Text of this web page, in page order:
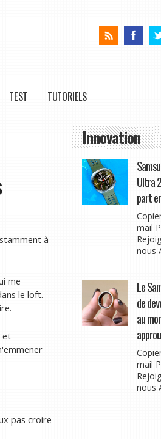
TEST TUTORIELS
à
me
le loft.
et
pas croire
Innovation
Ultra
part
mail
nous
Le
de
au
mail
nous